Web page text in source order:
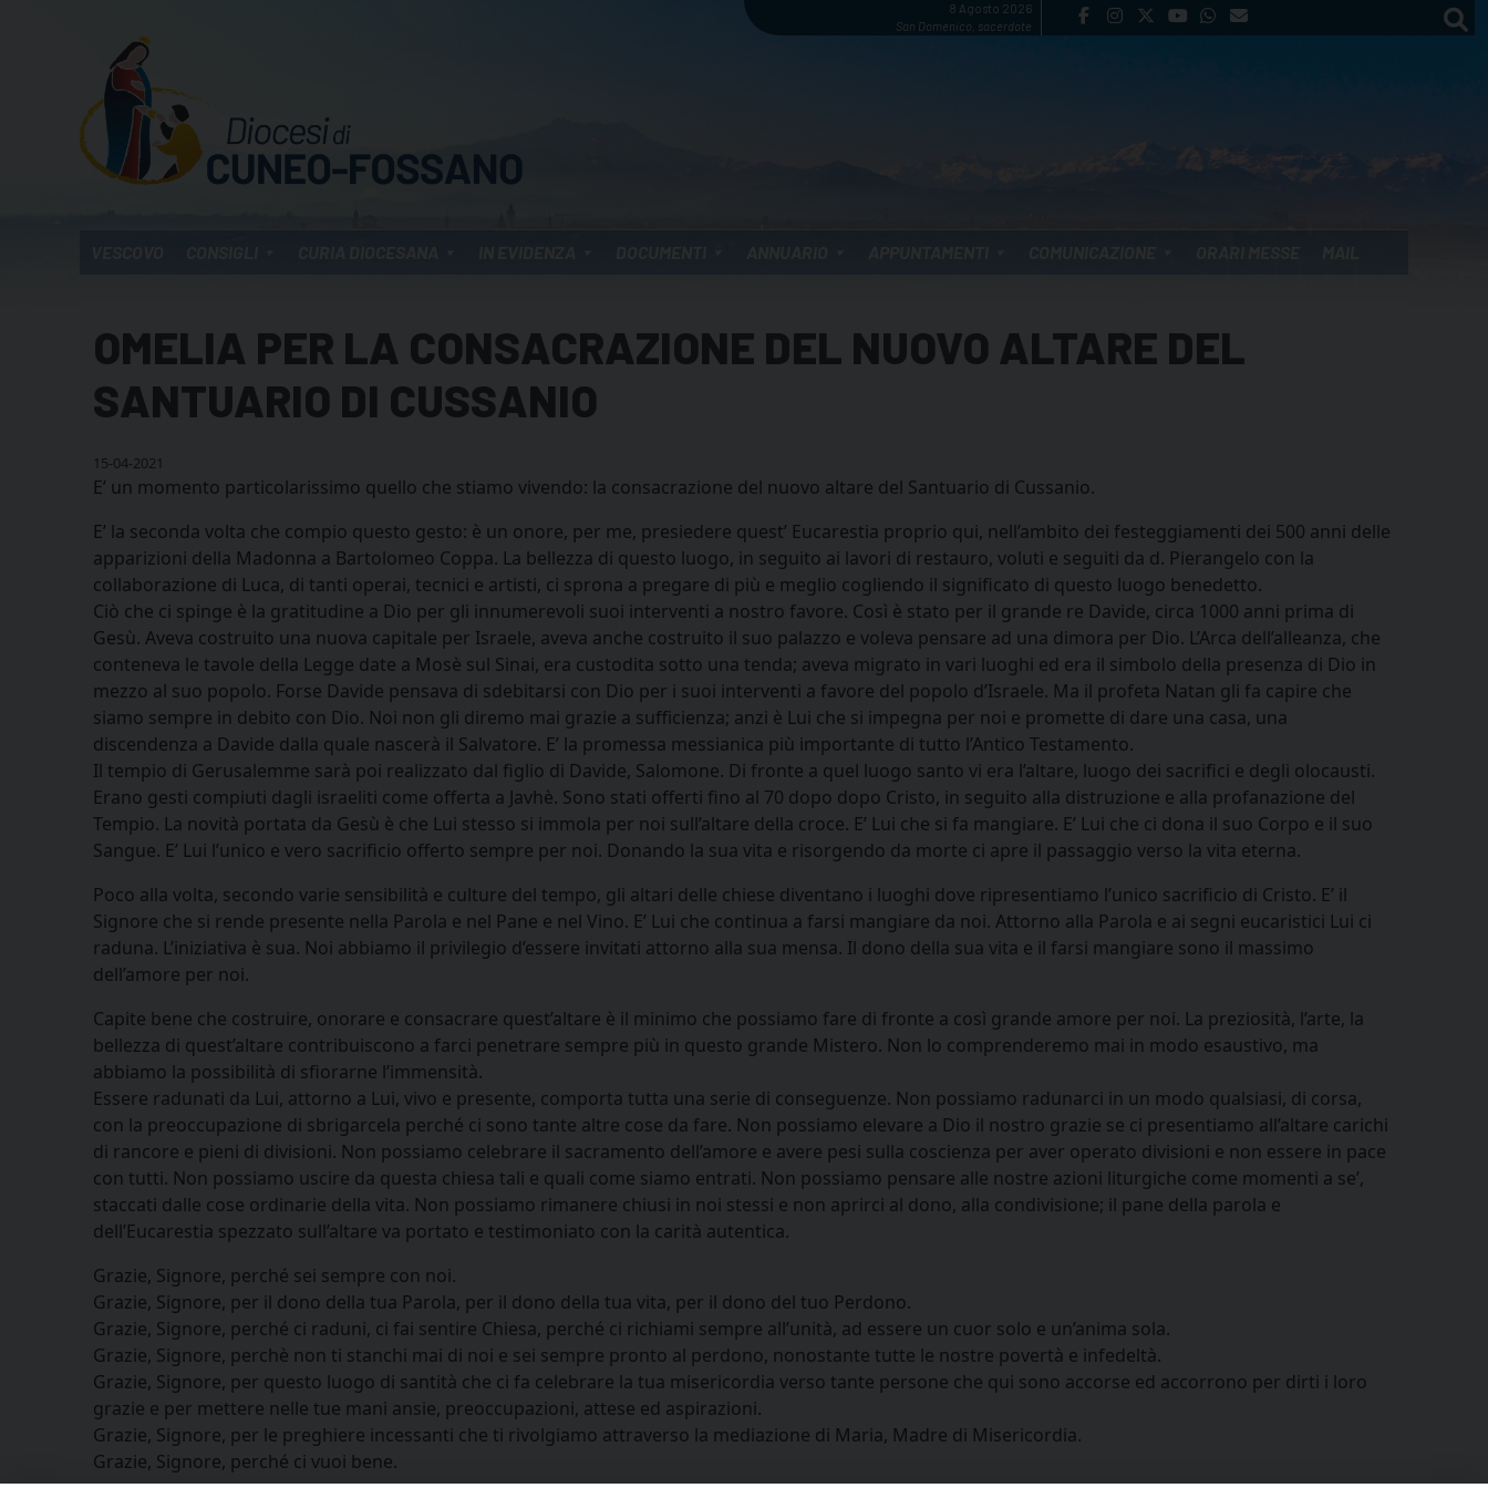
8 Agosto 2026
San Domenico, sacerdote
OMELIA PER LA CONSACRAZIONE DEL NUOVO ALTARE DEL
SANTUARIO DI CUSSANIO
15-04-2021
E’ un momento particolarissimo quello che stiamo vivendo: la consacrazione del nuovo altare del Santuario di Cussanio.
E’ la seconda volta che compio questo gesto: è un onore, per me, presiedere quest’ Eucarestia proprio qui, nell’ambito dei festeggiamenti dei 500 anni delle
apparizioni della Madonna a Bartolomeo Coppa. La bellezza di questo luogo, in seguito ai lavori di restauro, voluti e seguiti da d. Pierangelo con la
collaborazione di Luca, di tanti operai, tecnici e artisti, ci sprona a pregare di più e meglio cogliendo il significato di questo luogo benedetto.
Ciò che ci spinge è la gratitudine a Dio per gli innumerevoli suoi interventi a nostro favore. Così è stato per il grande re Davide, circa 1000 anni prima di
Gesù. Aveva costruito una nuova capitale per Israele, aveva anche costruito il suo palazzo e voleva pensare ad una dimora per Dio. L’Arca dell’alleanza, che
conteneva le tavole della Legge date a Mosè sul Sinai, era custodita sotto una tenda; aveva migrato in vari luoghi ed era il simbolo della presenza di Dio in
mezzo al suo popolo. Forse Davide pensava di sdebitarsi con Dio per i suoi interventi a favore del popolo d’Israele. Ma il profeta Natan gli fa capire che
siamo sempre in debito con Dio. Noi non gli diremo mai grazie a sufficienza; anzi è Lui che si impegna per noi e promette di dare una casa, una
discendenza a Davide dalla quale nascerà il Salvatore. E’ la promessa messianica più importante di tutto l’Antico Testamento.
Il tempio di Gerusalemme sarà poi realizzato dal figlio di Davide, Salomone. Di fronte a quel luogo santo vi era l’altare, luogo dei sacrifici e degli olocausti.
Erano gesti compiuti dagli israeliti come offerta a Javhè. Sono stati offerti fino al 70 dopo dopo Cristo, in seguito alla distruzione e alla profanazione del
Tempio. La novità portata da Gesù è che Lui stesso si immola per noi sull’altare della croce. E’ Lui che si fa mangiare. E’ Lui che ci dona il suo Corpo e il suo
Sangue. E’ Lui l’unico e vero sacrificio offerto sempre per noi. Donando la sua vita e risorgendo da morte ci apre il passaggio verso la vita eterna.
Poco alla volta, secondo varie sensibilità e culture del tempo, gli altari delle chiese diventano i luoghi dove ripresentiamo l’unico sacrificio di Cristo. E’ il
Signore che si rende presente nella Parola e nel Pane e nel Vino. E’ Lui che continua a farsi mangiare da noi. Attorno alla Parola e ai segni eucaristici Lui ci
raduna. L’iniziativa è sua. Noi abbiamo il privilegio d’essere invitati attorno alla sua mensa. Il dono della sua vita e il farsi mangiare sono il massimo
dell’amore per noi.
Capite bene che costruire, onorare e consacrare quest’altare è il minimo che possiamo fare di fronte a così grande amore per noi. La preziosità, l’arte, la
bellezza di quest’altare contribuiscono a farci penetrare sempre più in questo grande Mistero. Non lo comprenderemo mai in modo esaustivo, ma
abbiamo la possibilità di sfiorarne l’immensità.
Essere radunati da Lui, attorno a Lui, vivo e presente, comporta tutta una serie di conseguenze. Non possiamo radunarci in un modo qualsiasi, di corsa,
con la preoccupazione di sbrigarcela perché ci sono tante altre cose da fare. Non possiamo elevare a Dio il nostro grazie se ci presentiamo all’altare carichi
di rancore e pieni di divisioni. Non possiamo celebrare il sacramento dell’amore e avere pesi sulla coscienza per aver operato divisioni e non essere in pace
con tutti. Non possiamo uscire da questa chiesa tali e quali come siamo entrati. Non possiamo pensare alle nostre azioni liturgiche come momenti a se’,
staccati dalle cose ordinarie della vita. Non possiamo rimanere chiusi in noi stessi e non aprirci al dono, alla condivisione; il pane della parola e
dell’Eucarestia spezzato sull’altare va portato e testimoniato con la carità autentica.
Grazie, Signore, perché sei sempre con noi.
Grazie, Signore, per il dono della tua Parola, per il dono della tua vita, per il dono del tuo Perdono.
Grazie, Signore, perché ci raduni, ci fai sentire Chiesa, perché ci richiami sempre all’unità, ad essere un cuor solo e un’anima sola.
Grazie, Signore, perchè non ti stanchi mai di noi e sei sempre pronto al perdono, nonostante tutte le nostre povertà e infedeltà.
Grazie, Signore, per questo luogo di santità che ci fa celebrare la tua misericordia verso tante persone che qui sono accorse ed accorrono per dirti i loro
grazie e per mettere nelle tue mani ansie, preoccupazioni, attese ed aspirazioni.
Grazie, Signore, per le preghiere incessanti che ti rivolgiamo attraverso la mediazione di Maria, Madre di Misericordia.
Grazie, Signore, perché ci vuoi bene.